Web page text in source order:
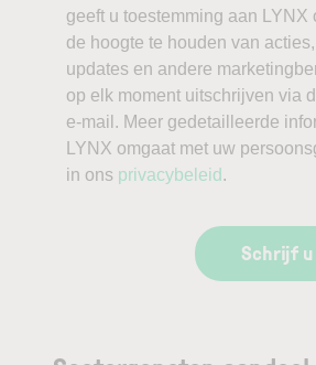
geeft u toestemming aan LYNX
de hoogte te houden van
updates en andere
op elk moment uitschrijven via
e-mail. Meer gedetailleerde
LYNX omgaat met uw
in ons privacybeleid .
Schrijf